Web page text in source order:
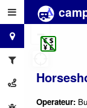
Operateur:
+
−